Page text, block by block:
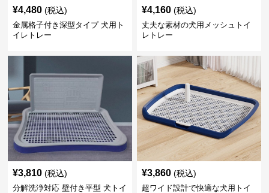
¥4,480 (税込)
金属格子付き深型タイプ 犬用ト
イレトレー
¥4,160 (税込)
丈夫な素材の犬用メッシュトイ
レトレー
¥3,810 (税込)
分解洗浄対応 壁付き平型 犬トイ
¥3,860 (税込)
超ワイド設計で快適な犬用トイ